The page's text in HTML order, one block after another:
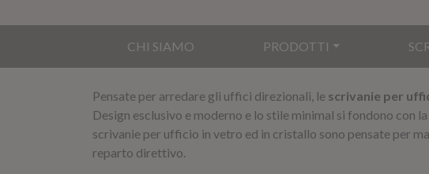
CHI SIAMO PRODOTTI
Pensate per arredare gli uffici direzionali, le scrivanie per
Design esclusivo e moderno e lo stile minimal si fondono con
scrivanie per ufficio in vetro ed in cristallo sono pensate per
reparto direttivo.